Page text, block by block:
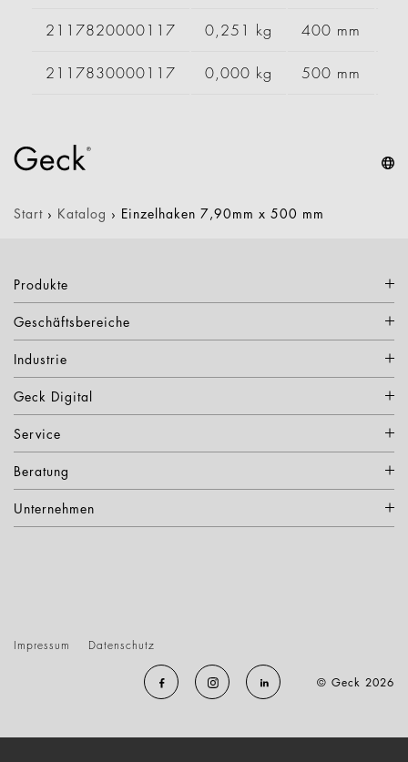
2117820000117 0,251 kg 400 mm
2117830000117 0,000 kg 500 mm
Start › Katalog › Einzelhaken 7,90mm x 500 mm
Produkte
Geschäftsbereiche
Industrie
Geck Digital
Service
Beratung
Unternehmen
Impressum Datenschutz
© Geck 2026